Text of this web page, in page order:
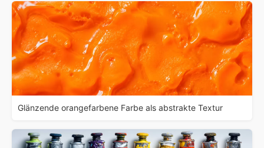
Glänzende orangefarbene Farbe als abstrakte Textur